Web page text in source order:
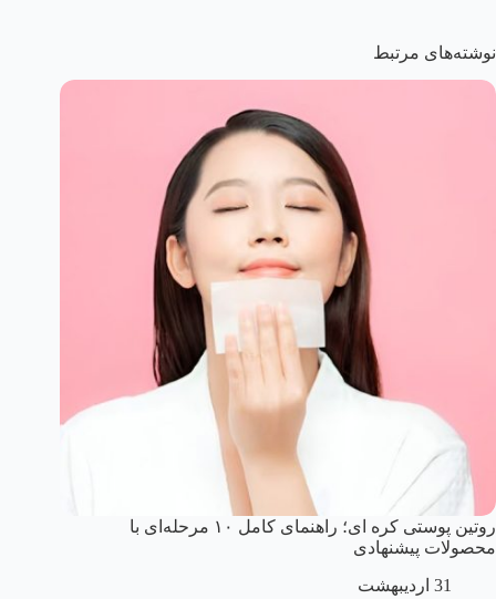
نوشته‌های مرتبط
روتین پوستی کره ای؛ راهنمای کامل ۱۰ مرحله‌ای با
محصولات پیشنهادی
31 اردیبهشت